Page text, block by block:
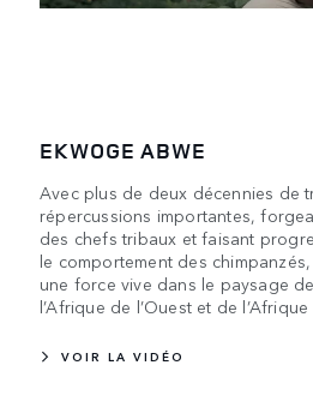
EKWOGE ABWE
Avec plus de deux décennies de
répercussions importantes,
des chefs tribaux et faisant
le comportement des
une force vive dans le paysage
l’Afrique de l’Ouest et de
VOIR LA VIDÉO